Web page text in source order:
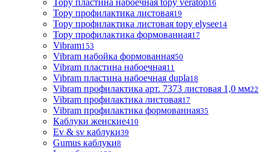
Topy пластина набоечная topy veratop16
Topy профилактика листовая19
Topy профилактика листовая topy elysee14
Topy профилактика формованная17
Vibram153
Vibram набойка формованная50
Vibram пластина набоечная11
Vibram пластина набоечная dupla18
Vibram профилактика арт. 7373 листовая 1,0 мм22
Vibram профилактика листовая17
Vibram профилактика формованная35
Каблуки женские410
Ev & sv каблуки39
Gumus каблуки8